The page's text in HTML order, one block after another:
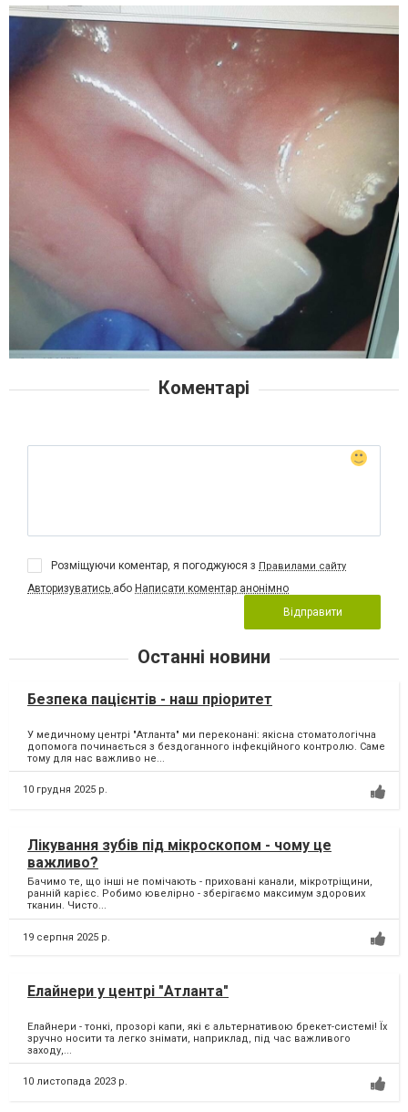
Коментарі
Розміщуючи коментар, я погоджуюся з Правилами сайту
Авторизуватись або Написати коментар анонімно
Відправити
Останні новини
Безпека пацієнтів - наш пріоритет
У медичному центрі "Атланта" ми переконані: якісна стоматологічна
допомога починається з бездоганного інфекційного контролю. Саме
тому для нас важливо не...
10 грудня 2025 р.
Лікування зубів під мікроскопом - чому це
важливо?
Бачимо те, що інші не помічають - приховані канали, мікротріщини,
ранній карієс. Робимо ювелірно - зберігаємо максимум здорових
тканин. Чисто...
19 серпня 2025 р.
Елайнери у центрі "Атланта"
Елайнери - тонкі, прозорі капи, які є альтернативою брекет-системі! Їх
зручно носити та легко знімати, наприклад, під час важливого
заходу,...
10 листопада 2023 р.